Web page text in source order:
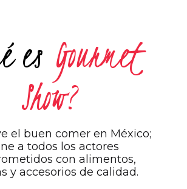
es Gourmet
Show?
el buen comer en México;
a todos los actores
con alimentos,
y accesorios de calidad.